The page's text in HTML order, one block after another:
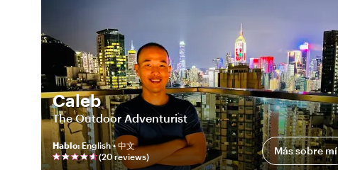
Caleb
The Outdoor Adventurist
Hablo: English • 中文
(20reviews) Más sobre mí